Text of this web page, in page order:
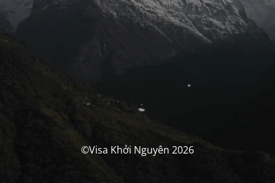
©Visa Khởi Nguyên 2026